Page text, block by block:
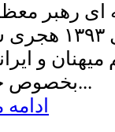
رهبر
بمناسبت
و
بخصوص خانواده های معظم شهدا و...